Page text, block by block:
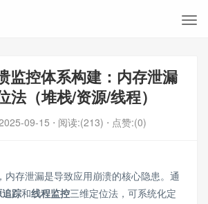
监控体系构建：内存泄漏
法（堆栈/资源/线程）
09-15 ⋅ 阅读:(213) ⋅ 点赞:(0)
内存泄漏是导致应用崩溃的核心隐患。通
追踪和线程监控三维定位法，可系统化定